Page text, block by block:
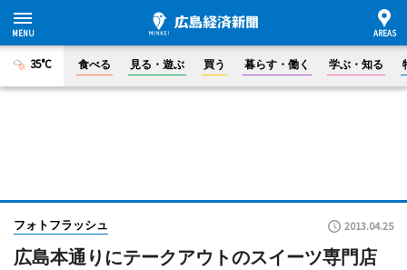
35°C 食べる 見る・遊ぶ 買う 暮らす・働く 学ぶ・知る
フォトフラッシュ 2013.04.25
広島本通りにテークアウトのスイーツ専門店